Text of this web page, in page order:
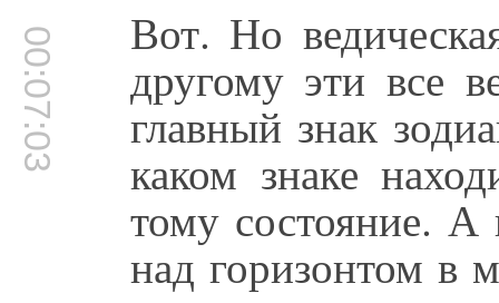
00:07:03 Вот. Но
другому эти все
главный знак
каком знаке
тому состояние. А
над горизонтом в